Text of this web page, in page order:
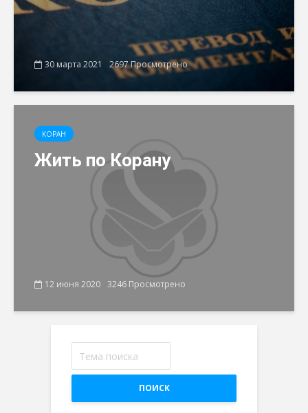
30 марта 2021 2697 Просмотрено
КОРАН
Жить по Корану
12 июня 2020 3246 Просмотрено
ПОИСК